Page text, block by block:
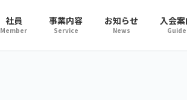
社員
Member
事業内容
Service
お知らせ
News
入会案
Guide